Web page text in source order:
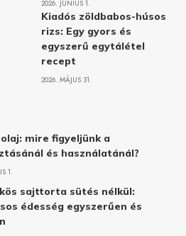
2026. JÚNIUS 1.
Kiadós zöldbabos-húsos
rizs: Egy gyors és
egyszerű egytálétel
recept
2026. MÁJUS 31.
mire figyeljünk a
és használatánál?
1.
sajttorta sütés nélkül:
édesség egyszerűen és